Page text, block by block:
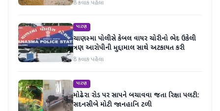
8 કલાક પહેલા
પાટણ
ચાણસ્મા પોલીસે કેબલ વાયર ચોરીનો ભેદ ઉકેલી
ત્રણ આરોપીની મુદ્દામાલ સાથે અટકાયત કરી
8 કલાક પહેલા
પાટણ
મોઢેરા રોડ પર સાપને બચાવવા જતા રિક્ષા પલટી:
સદનસીબે મોટી જાનહાનિ ટળી